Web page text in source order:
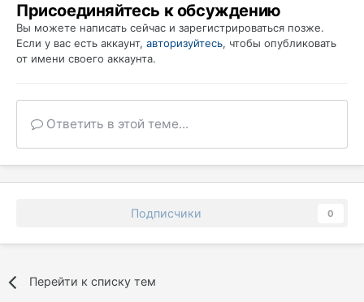
Присоединяйтесь к обсуждению
Вы можете написать сейчас и зарегистрироваться позже.
Если у вас есть аккаунт, авторизуйтесь, чтобы опубликовать
от имени своего аккаунта.
Ответить в этой теме...
Подписчики 0
Перейти к списку тем